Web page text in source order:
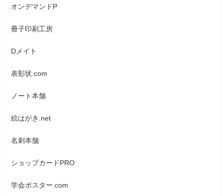
オンデマンドP
冊子印刷工房
Dメイト
表彰状.com
ノート本舗
絵はがき.net
名刺本舗
ショップカードPRO
学会ポスター.com